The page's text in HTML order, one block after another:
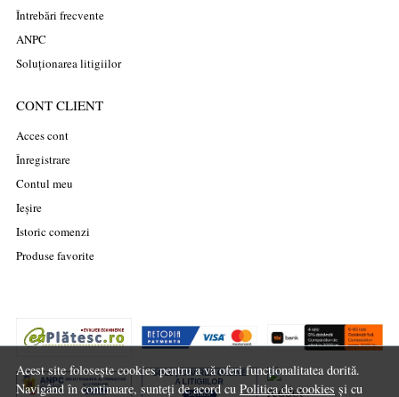
Acest site folosește cookies pentru a vă oferi funcționalitatea dorită.
Navigând în continuare, sunteți de acord cu Politica de cookies și cu
Întrebări frecvente
ANPC
Soluționarea litigiilor
CONT CLIENT
Acces cont
Înregistrare
Contul meu
Ieșire
Istoric comenzi
Produse favorite